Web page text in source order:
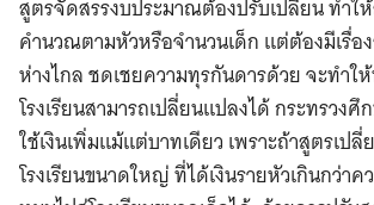
สูตรจัดสรรงบประมาณต้องปรับเปลี่ยน ทำใ
คำนวณตามหัวหรือจำนวนเด็ก แต่ต้องมีเรื่อ
ห่างไกล ชดเชยความทุรกันดารด้วย จะทำใ
โรงเรียนสามารถเปลี่ยนแปลงได้ กระทรวง
ใช้เงินเพิ่มแม้แต่บาทเดียว เพราะถ้าสูตรเปลี่
โรงเรียนขนาดใหญ่ ที่ได้เงินรายหัวเกินกว่า